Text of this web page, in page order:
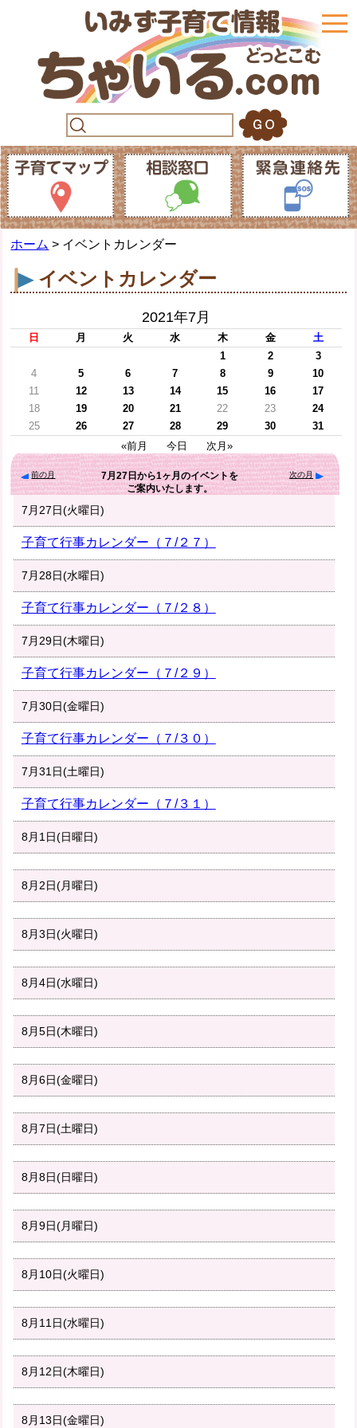
ホーム > イベントカレンダー
イベントカレンダー
2021年7月
日 月 火 水 木 金
土
1
2
3
4
5 6 7 8 9
10
11
12 13 14 15 16
17
18
19 20 21 22 23
24
25
26 27 28 29 30
31
«前月
今日 次月»
前の月 7月27日 から1ヶ月のイベントを
ご案内いたします。
次の月
7月27日(火曜日)
子育て行事カレンダー（７/２７）
7月28日(水曜日)
子育て行事カレンダー（７/２８）
7月29日(木曜日)
子育て行事カレンダー（７/２９）
7月30日(金曜日)
子育て行事カレンダー（７/３０）
7月31日(土曜日)
子育て行事カレンダー（７/３１）
8月1日(日曜日)
8月2日(月曜日)
8月3日(火曜日)
8月4日(水曜日)
8月5日(木曜日)
8月6日(金曜日)
8月7日(土曜日)
8月8日(日曜日)
8月9日(月曜日)
8月10日(火曜日)
8月11日(水曜日)
8月12日(木曜日)
8月13日(金曜日)